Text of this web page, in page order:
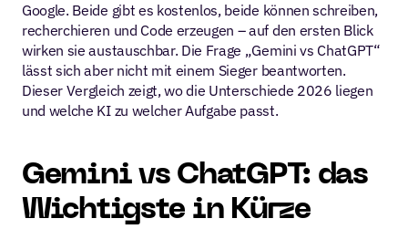
Google. Beide gibt es kostenlos, beide können schreiben,
recherchieren und Code erzeugen – auf den ersten Blick
wirken sie austauschbar. Die Frage „Gemini vs ChatGPT“
lässt sich aber nicht mit einem Sieger beantworten.
Dieser Vergleich zeigt, wo die Unterschiede 2026 liegen
und welche KI zu welcher Aufgabe passt.
Gemini vs ChatGPT: das
Wichtigste in Kürze